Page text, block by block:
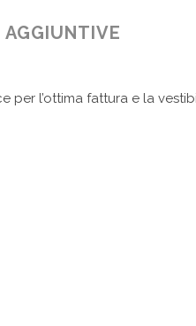
AGGIUNTIVE
per l’ottima fattura e la